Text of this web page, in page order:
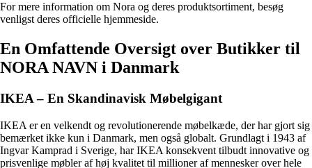
For mere information om Nora og deres produktsortiment, besøg
venligst deres officielle hjemmeside.
En Omfattende Oversigt over Butikker til
NORA NAVN i Danmark
IKEA – En Skandinavisk Møbelgigant
IKEA er en velkendt og revolutionerende møbelkæde, der har gjort sig
bemærket ikke kun i Danmark, men også globalt. Grundlagt i 1943 af
Ingvar Kamprad i Sverige, har IKEA konsekvent tilbudt innovative og
prisvenlige møbler af høj kvalitet til millioner af mennesker over hele